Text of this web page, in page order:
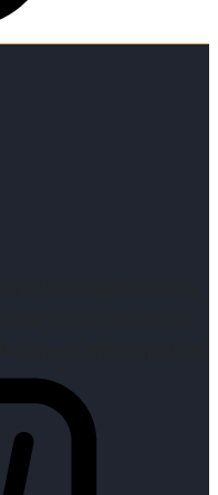
de capital humano y
y encuentro de sus
pero antes un placer.